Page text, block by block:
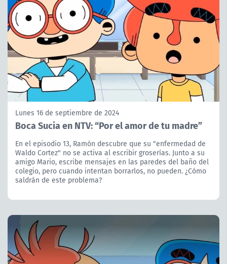
Lunes 16 de septiembre de 2024
Boca Sucia en NTV: “Por el amor de tu madre”
En el episodio 13, Ramón descubre que su "enfermedad de
Waldo Cortez" no se activa al escribir groserías. Junto a su
amigo Mario, escribe mensajes en las paredes del baño del
colegio, pero cuando intentan borrarlos, no pueden. ¿Cómo
saldrán de este problema?